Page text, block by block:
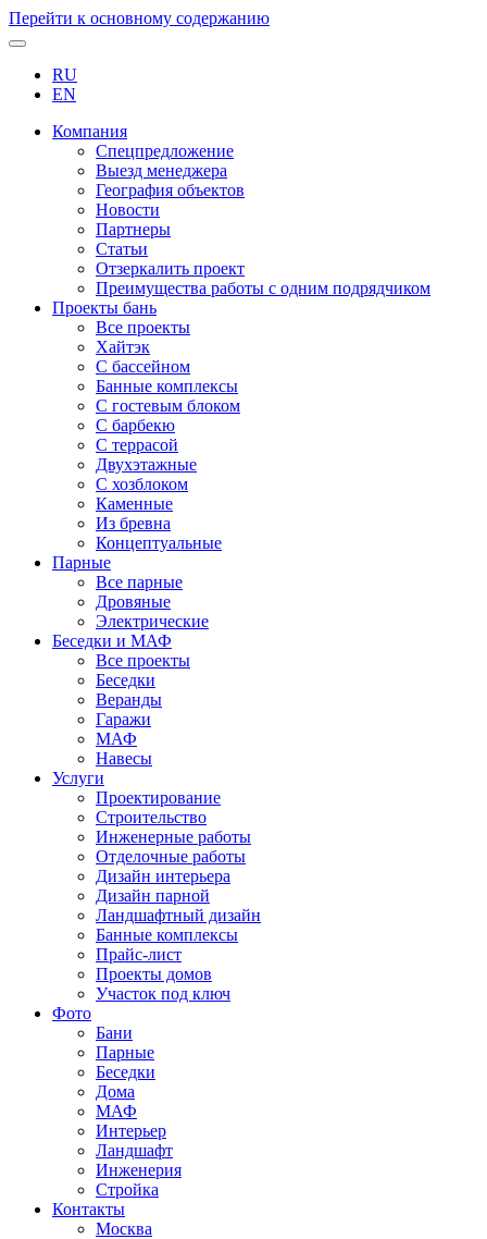
Перейти к основному содержанию
RU
EN
Компания
Спецпредложение
Выезд менеджера
География объектов
Новости
Партнеры
Статьи
Отзеркалить проект
Преимущества работы с одним подрядчиком
Проекты бань
Все проекты
Хайтэк
С бассейном
Банные комплексы
С гостевым блоком
С барбекю
С террасой
Двухэтажные
С хозблоком
Каменные
Из бревна
Концептуальные
Парные
Все парные
Дровяные
Электрические
Беседки и МАФ
Все проекты
Беседки
Веранды
Гаражи
МАФ
Навесы
Услуги
Проектирование
Строительство
Инженерные работы
Отделочные работы
Дизайн интерьера
Дизайн парной
Ландшафтный дизайн
Банные комплексы
Прайс-лист
Проекты домов
Участок под ключ
Фото
Бани
Парные
Беседки
Дома
МАФ
Интерьер
Ландшафт
Инженерия
Стройка
Контакты
Москва